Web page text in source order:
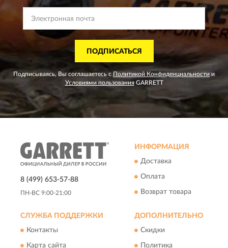
ПОДПИСАТЬСЯ
Подписываясь, Вы соглашаетесь сПолитикой Конфиденциальности и
Условиями пользованияGARRETT
8 (499) 653-57-88
ПН-ВС 9:00-21:00
ИНФОРМАЦИЯ
Доставка
Оплата
Возврат товара
СЛУЖБА ПОДДЕРЖКИ
Контакты
Карта сайта
ДОПОЛНИТЕЛЬНО
Скидки
Политика